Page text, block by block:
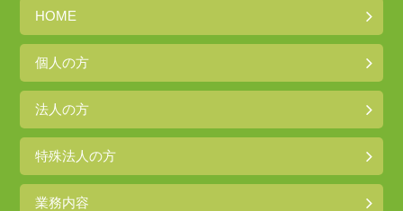
HOME
個人の方
法人の方
特殊法人の方
業務内容